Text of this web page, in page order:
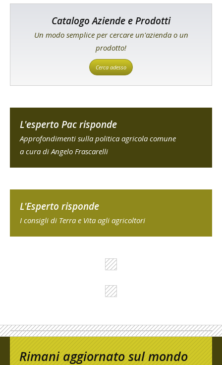
Catalogo Aziende e Prodotti
Un modo semplice per cercare un'azienda o un
prodotto!
Cerca adesso
L'esperto Pac risponde
Approfondimenti sulla politica agricola comune
a cura di Angelo Frascarelli
L'Esperto risponde
I consigli di Terra e Vita agli agricoltori
Rimani aggiornato sul mondo